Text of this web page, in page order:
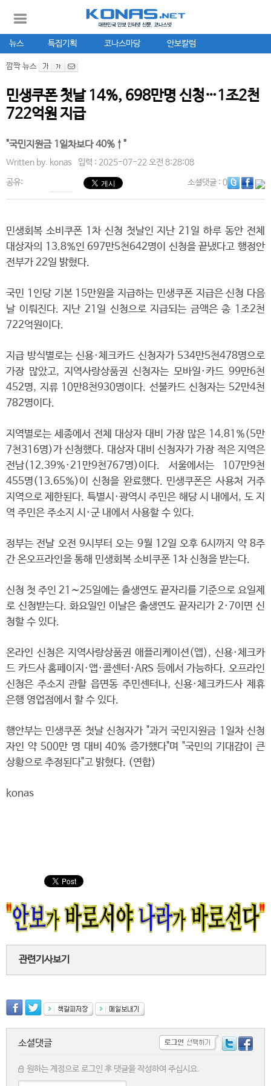
뉴스 특집기획 코나스마당 안보칼럼
깜짝 뉴스
민생쿠폰 첫날 14%, 698만명 신청…1조2천
722억원 지급
"국민지원금 1일차보다 40%↑"
Written by. konas 입력 : 2025-07-22 오전 8:28:08
공유: 소셜댓글: 0
민생회복 소비쿠폰 1차 신청 첫날인 지난 21일 하루 동안 전체
대상자의 13.8%인 697만5천642명이 신청을 끝냈다고 행정안
전부가 22일 밝혔다.
국민 1인당 기본 15만원을 지급하는 민생쿠폰 지급은 신청 다음
날 이뤄진다. 지난 21일 신청으로 지급되는 금액은 총 1조2천
722억원이다.
지급 방식별로는 신용·체크카드 신청자가 534만5천478명으로
가장 많았고, 지역사랑상품권 신청자는 모바일·카드 99만6천
452명, 지류 10만8천930명이다. 선불카드 신청자는 52만4천
782명이다.
지역별로는 세종에서 전체 대상자 대비 가장 많은 14.81%(5만
7천316명)가 신청했다. 대상자 대비 신청자가 가장 적은 지역은
전남(12.39%·21만9천767명)이다. 서울에서는 107만9천
455명(13.65%)이 신청을 완료했다. 민생쿠폰은 사용처 거주
지역으로 제한된다. 특별시·광역시 주민은 해당 시 내에서, 도 지
역 주민은 주소지 시·군 내에서 사용할 수 있다.
정부는 전날 오전 9시부터 오는 9월 12일 오후 6시까지 약 8주
간 온오프라인을 통해 민생회복 소비쿠폰 1차 신청을 받는다.
신청 첫 주인 21∼25일에는 출생연도 끝자리를 기준으로 요일제
로 신청받는다. 화요일인 이날은 출생연도 끝자리가 2·7이면 신
청할 수 있다.
온라인 신청은 지역사랑상품권 애플리케이션(앱), 신용·체크카
드 카드사 홈페이지·앱·콜센터·ARS 등에서 가능하다. 오프라인
신청은 주소지 관할 읍면동 주민센터나, 신용·체크카드사 제휴
은행 영업점에서 할 수 있다.
행안부는 민생쿠폰 첫날 신청자가 "과거 국민지원금 1일차 신청
자인 약 500만 명 대비 40% 증가했다"며 "국민의 기대감이 큰
상황으로 추정된다"고 밝혔다. (연합)
konas
관련기사보기
소셜댓글
원하는 계정으로 로그인 후 댓글을 작성하여 주십시요.